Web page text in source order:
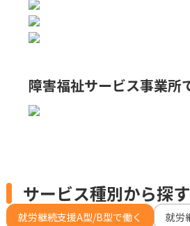
障害福祉サービス事業所
サービス種別から探す
就労継続支援A型/B型で働く 就労